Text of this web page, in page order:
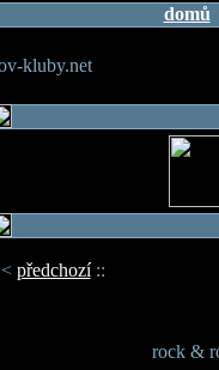
domů
kluby.net
< předchozí::
rock &